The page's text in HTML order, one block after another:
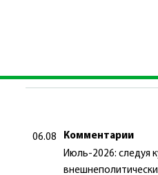
Федерацией
06.08
Комментарии
Июль-2026: следуя